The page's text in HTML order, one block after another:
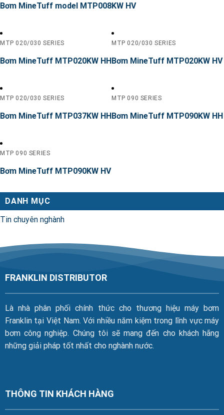
Bơm MineTuff model MTP008KW HV
MTP 020/030 SERIES
Bơm MineTuff MTP020KW HH
MTP 020/030 SERIES
Bơm MineTuff MTP020KW HV
MTP 020/030 SERIES
Bơm MineTuff MTP037KW HH
MTP 090 SERIES
Bơm MineTuff MTP090KW HH
MTP 090 SERIES
Bơm MineTuff MTP090KW HV
DANH MỤC
Tin chuyên nghành
FRANKLIN DISTRIBUTOR
Là nhà phân phối chính thức cho thương hiệu máy bơm
Franklin tại Việt Nam. Với nhiều năm kiệm trong lĩnh vực máy
bơm công nghiệp. Chúng tôi sẽ mang đến cho khách hãng
những giải pháp tốt nhất cho nghành nước.
THÔNG TIN KHÁCH HÀNG